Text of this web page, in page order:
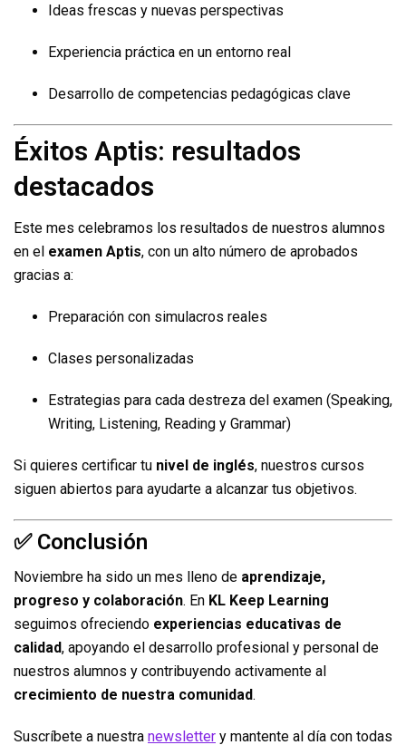
Ideas frescas y nuevas perspectivas
Experiencia práctica en un entorno real
Desarrollo de competencias pedagógicas clave
Éxitos Aptis: resultados
destacados
Este mes celebramos los resultados de nuestros alumnos
en el examen Aptis, con un alto número de aprobados
gracias a:
Preparación con simulacros reales
Clases personalizadas
Estrategias para cada destreza del examen (Speaking,
Writing, Listening, Reading y Grammar)
Si quieres certificar tu nivel de inglés, nuestros cursos
siguen abiertos para ayudarte a alcanzar tus objetivos.
✅ Conclusión
Noviembre ha sido un mes lleno de aprendizaje,
progreso y colaboración. En KL Keep Learning
seguimos ofreciendo experiencias educativas de
calidad, apoyando el desarrollo profesional y personal de
nuestros alumnos y contribuyendo activamente al
crecimiento de nuestra comunidad.
Suscríbete a nuestra newsletter y mantente al día con todas